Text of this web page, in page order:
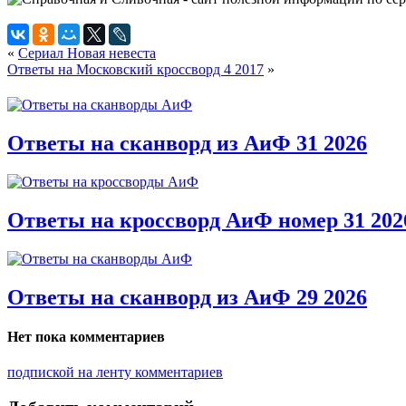
« Сериал Новая невеста
Ответы на Московский кроссворд 4 2017 »
Ответы на сканворд из АиФ 31 2026
Ответы на кроссворд АиФ номер 31
Ответы на сканворд из АиФ 29 2026
Нет пока комментариев
подпиской на ленту комментариев